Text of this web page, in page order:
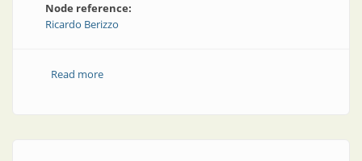
Node reference:
Ricardo Berizzo
Read moreabout Redes inteligentes y vehículos eléctricos: